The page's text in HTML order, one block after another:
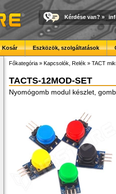
Kérdése van? »
Kosár Eszközök, szolgáltatások
Főkategória » Kapcsolók, Relék » TACT
TACTS-12MOD-SET
Nyomógomb modul készlet,